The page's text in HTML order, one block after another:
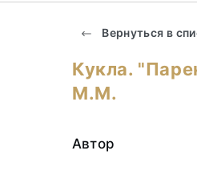
Вернуться в
Кукла.
М.М.
Автор